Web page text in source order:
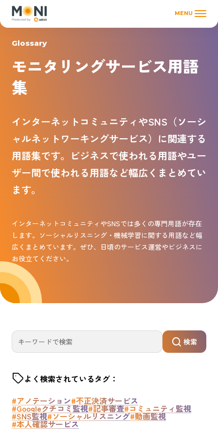
MENU
Glossary
モニタリングサービス用語
集
インターネットコミュニティやSNS（ソーシ
ャルネットワーキングサービス）に関連する
用語集です。ビジネスで使われる用語やユー
ザー間で使われる用語など幅広くまとめてい
ます。
インターネットコミュニティやSNSでは多くの専門用語が存在
します。ソーシャルリスニング・機械学習に関する用語など幅
広くまとめています。ぜひ、日頃のサービス運営やビジネスに
お役立てください。
検索
よく検索されているタグ：
#アノテーション#不正決済サービス
#Googleクチコミ監視#記事審査#コミュニティ監視
#SNS監視#ソーシャルリスニング#動画監視
#本人確認サービス